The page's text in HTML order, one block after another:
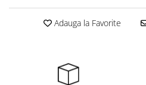
Adauga la Favorite